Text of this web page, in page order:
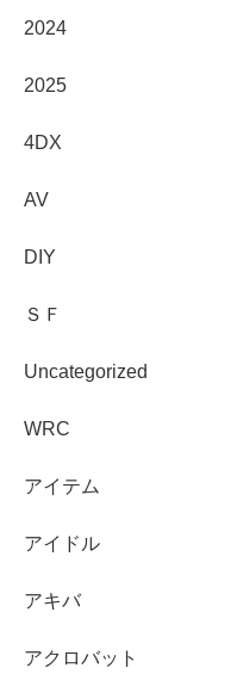
2024
2025
4DX
AV
DIY
ＳＦ
Uncategorized
WRC
アイテム
アイドル
アキバ
アクロバット